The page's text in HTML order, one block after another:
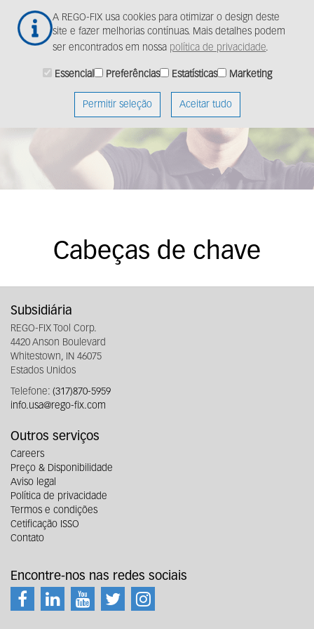
A REGO-FIX usa cookies para otimizar o design deste
site e fazer melhorias contínuas. Mais detalhes podem
ser encontrados em nossa política de privacidade.
Essencial Preferências Estatísticas Marketing
Permitir seleção Aceitar tudo
para
Cabeças de chave
Subsidiária
REGO-FIX Tool Corp.
4420 Anson Boulevard
Whitestown, IN 46075
Estados Unidos
Telefone: (317)870-5959
info.usa@rego-fix.com
Outros serviços
Careers
Preço & Disponibilidade
Aviso legal
Política de privacidade
Termos e condições
Cetificação ISSO
Contato
Encontre-nos nas redes sociais